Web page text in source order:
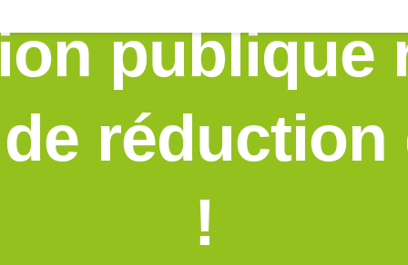
publique
réduction
!